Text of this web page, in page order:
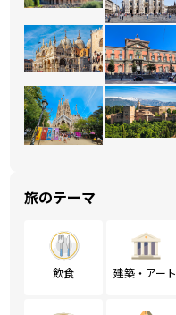
旅のテーマ
飲食 建築・アート